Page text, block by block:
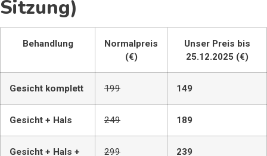
Sitzung)
Behandlung
Normalpreis
(€)
Unser Preis bis
25.12.2025 (€)
Gesicht komplett 199 149
Gesicht + Hals 249 189
Gesicht + Hals +
299 239